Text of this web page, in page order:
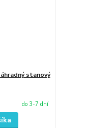
stanový
do 3-7 dní